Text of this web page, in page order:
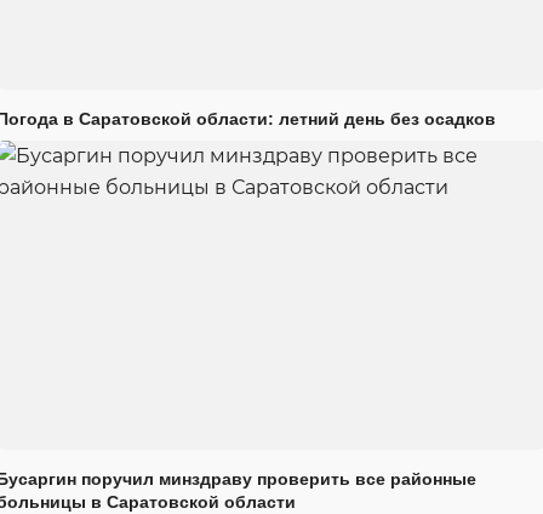
в Саратовской области: летний день без осадков
поручил минздраву проверить все районные
в Саратовской области